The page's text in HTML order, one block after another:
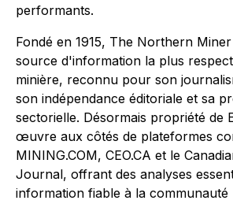
performants.
Fondé en 1915, The Northern
source d'information la plus
minière, reconnu pour son
son indépendance éditoriale et sa
sectorielle. Désormais propriété de
œuvre aux côtés de plateformes
MINING.COM, CEO.CA et le
Journal, offrant des analyses
information fiable à la communauté